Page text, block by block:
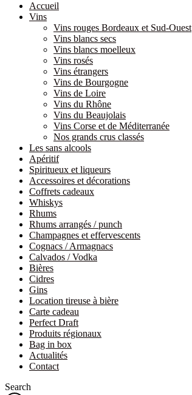
Accueil
Vins
Vins rouges Bordeaux et Sud-Ouest
Vins blancs secs
Vins blancs moelleux
Vins rosés
Vins étrangers
Vins de Bourgogne
Vins de Loire
Vins du Rhône
Vins du Beaujolais
Vins Corse et de Méditerranée
Nos grands crus classés
Les sans alcools
Apéritif
Spiritueux et liqueurs
Accessoires et décorations
Coffrets cadeaux
Whiskys
Rhums
Rhums arrangés / punch
Champagnes et effervescents
Cognacs / Armagnacs
Calvados / Vodka
Bières
Cidres
Gins
Location tireuse à bière
Carte cadeau
Perfect Draft
Produits régionaux
Bag in box
Actualités
Contact
Search